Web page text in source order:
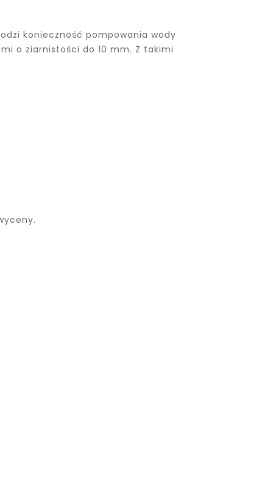
konieczność pompowania wody
o ziarnistości do 10 mm. Z takimi